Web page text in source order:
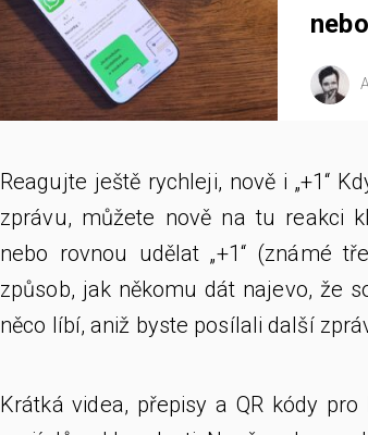
Reagujte ještě rychleji, nově i „+1“
zprávu, můžete nově na tu reakci
nebo rovnou udělat „+1“ (známé
způsob, jak někomu dát najevo, že
něco líbí, aniž byste posílali další
Krátká videa, přepisy a QR kódy